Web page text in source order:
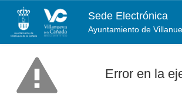
Sede Electrónica
Ayuntamiento de
Error en la